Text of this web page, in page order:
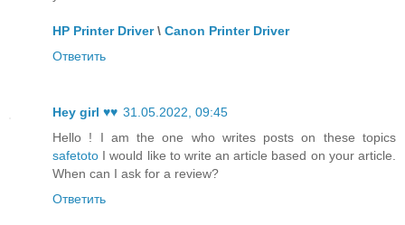
HP Printer Driver\ Canon Printer Driver
Ответить
Hey girl ♥♥ 31.05.2022, 09:45
Hello ! I am the one who writes posts on these topics
safetoto I would like to write an article based on your article.
When can I ask for a review?
Ответить